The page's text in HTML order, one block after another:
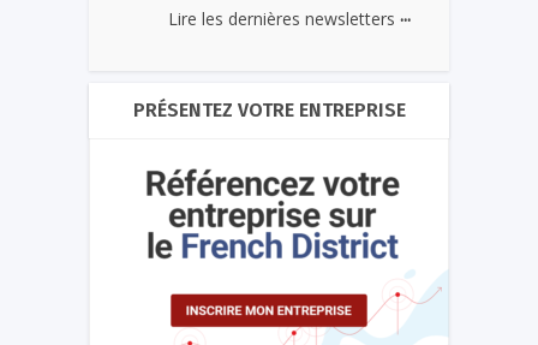
Lire les dernières newsletters ...
PRÉSENTEZ VOTRE ENTREPRISE